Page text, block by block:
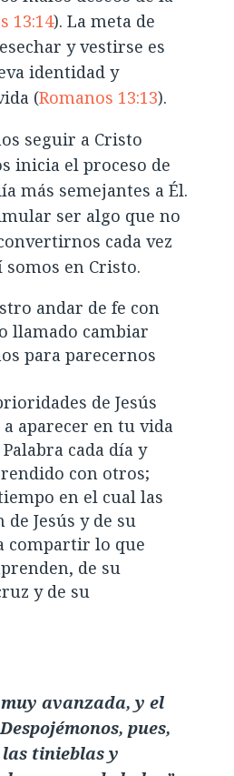
13:14). La meta de
y vestirse es
identidad y
(Romanos 13:13).
seguir a Cristo
inicia el proceso de
más semejantes a Él.
ser algo que no
cada vez
en Cristo.
andar de fe con
llamado cambiar
para parecernos
de Jesús
aparecer en tu vida
cada día y
con otros;
en el cual las
Jesús y de su
compartir lo que
de su
y de su
avanzada, y el
pues,
tinieblas y